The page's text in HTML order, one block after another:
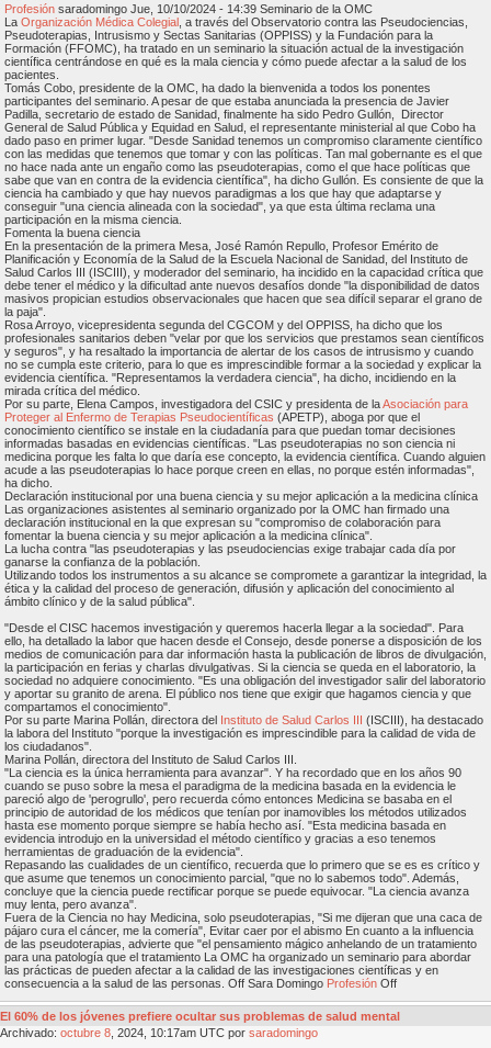
Profesión saradomingo Jue, 10/10/2024 - 14:39 Seminario de la OMC
La Organización Médica Colegial , a través del Observatorio contra las Pseudociencias,
Pseudoterapias, Intrusismo y Sectas Sanitarias (OPPISS) y la Fundación para la
Formación (FFOMC), ha tratado en un seminario la situación actual de la investigación
científica centrándose en qué es la mala ciencia y cómo puede afectar a la salud de los
pacientes.
Tomás Cobo, presidente de la OMC, ha dado la bienvenida a todos los ponentes
participantes del seminario. A pesar de que estaba anunciada la presencia de Javier
Padilla, secretario de estado de Sanidad, finalmente ha sido Pedro Gullón, Director
General de Salud Pública y Equidad en Salud, el representante ministerial al que Cobo ha
dado paso en primer lugar. "Desde Sanidad tenemos un compromiso claramente científico
con las medidas que tenemos que tomar y con las políticas. Tan mal gobernante es el que
no hace nada ante un engaño como las pseudoterapias, como el que hace políticas que
sabe que van en contra de la evidencia científica", ha dicho Gullón. Es consiente de que la
ciencia ha cambiado y que hay nuevos paradigmas a los que hay que adaptarse y
conseguir "una ciencia alineada con la sociedad", ya que esta última reclama una
participación en la misma ciencia.
Fomenta la buena ciencia
En la presentación de la primera Mesa, José Ramón Repullo, Profesor Emérito de
Planificación y Economía de la Salud de la Escuela Nacional de Sanidad, del Instituto de
Salud Carlos III (ISCIII), y moderador del seminario, ha incidido en la capacidad crítica que
debe tener el médico y la dificultad ante nuevos desafíos donde "la disponibilidad de datos
masivos propician estudios observacionales que hacen que sea difícil separar el grano de
la paja".
Rosa Arroyo, vicepresidenta segunda del CGCOM y del OPPISS, ha dicho que los
profesionales sanitarios deben "velar por que los servicios que prestamos sean científicos
y seguros", y ha resaltado la importancia de alertar de los casos de intrusismo y cuando
no se cumpla este criterio, para lo que es imprescindible formar a la sociedad y explicar la
evidencia científica. "Representamos la verdadera ciencia", ha dicho, incidiendo en la
mirada crítica del médico.
Por su parte, Elena Campos, investigadora del CSIC y presidenta de laAsociación para
Proteger al Enfermo de Terapias Pseudocientíficas (APETP), aboga por que el
conocimiento científico se instale en la ciudadanía para que puedan tomar decisiones
informadas basadas en evidencias científicas. "Las pseudoterapias no son ciencia ni
medicina porque les falta lo que daría ese concepto, la evidencia científica. Cuando alguien
acude a las pseudoterapias lo hace porque creen en ellas, no porque estén informadas",
ha dicho.
Declaración institucional por una buena ciencia y su mejor aplicación a la medicina clínica
Las organizaciones asistentes al seminario organizado por la OMC han firmado una
declaración institucional en la que expresan su "compromiso de colaboración para
fomentar la buena ciencia y su mejor aplicación a la medicina clínica".
La lucha contra "las pseudoterapias y las pseudociencias exige trabajar cada día por
ganarse la confianza de la población.
Utilizando todos los instrumentos a su alcance se compromete a garantizar la integridad, la
ética y la calidad del proceso de generación, difusión y aplicación del conocimiento al
ámbito clínico y de la salud pública".
"Desde el CISC hacemos investigación y queremos hacerla llegar a la sociedad". Para
ello, ha detallado la labor que hacen desde el Consejo, desde ponerse a disposición de los
medios de comunicación para dar información hasta la publicación de libros de divulgación,
la participación en ferias y charlas divulgativas. Si la ciencia se queda en el laboratorio, la
sociedad no adquiere conocimiento. "Es una obligación del investigador salir del laboratorio
y aportar su granito de arena. El público nos tiene que exigir que hagamos ciencia y que
compartamos el conocimiento".
Por su parte Marina Pollán, directora del Instituto de Salud Carlos III (ISCIII), ha destacado
la labora del Instituto "porque la investigación es imprescindible para la calidad de vida de
los ciudadanos".
Marina Pollán, directora del Instituto de Salud Carlos III.
"La ciencia es la única herramienta para avanzar". Y ha recordado que en los años 90
cuando se puso sobre la mesa el paradigma de la medicina basada en la evidencia le
pareció algo de 'perogrullo', pero recuerda cómo entonces Medicina se basaba en el
principio de autoridad de los médicos que tenían por inamovibles los métodos utilizados
hasta ese momento porque siempre se había hecho así. "Esta medicina basada en
evidencia introdujo en la universidad el método científico y gracias a eso tenemos
herramientas de graduación de la evidencia".
Repasando las cualidades de un científico, recuerda que lo primero que se es es crítico y
que asume que tenemos un conocimiento parcial, "que no lo sabemos todo". Además,
concluye que la ciencia puede rectificar porque se puede equivocar. "La ciencia avanza
muy lenta, pero avanza".
Fuera de la Ciencia no hay Medicina, solo pseudoterapias, "Si me dijeran que una caca de
pájaro cura el cáncer, me la comería", Evitar caer por el abismo En cuanto a la influencia
de las pseudoterapias, advierte que "el pensamiento mágico anhelando de un tratamiento
para una patología que el tratamiento La OMC ha organizado un seminario para abordar
las prácticas de pueden afectar a la calidad de las investigaciones científicas y en
consecuencia a la salud de las personas. Off Sara Domingo Profesión Off
El 60% de los jóvenes prefiere ocultar sus problemas de salud mental
Archivado: octubre 8 , 2024, 10:17am UTC por saradomingo